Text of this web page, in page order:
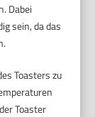
Dabei
sein, da das
Toasters zu
Toaster